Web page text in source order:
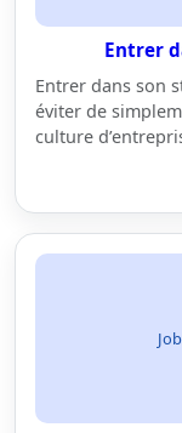
Entrer
Entrer dans son
éviter de
culture